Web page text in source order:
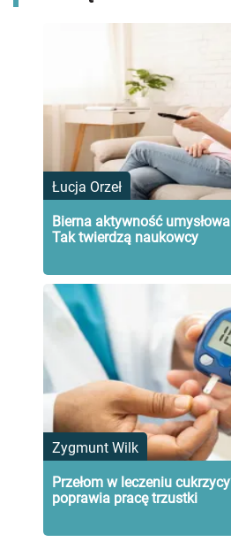
Łucja Orzeł
Bierna aktywność
Tak twierdzą naukowcy
Zygmunt Wilk
Przełom w leczeniu
poprawia pracę trzustki